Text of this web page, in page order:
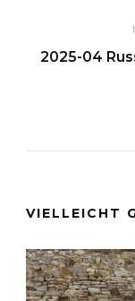
2025-04
VIELLEICHT